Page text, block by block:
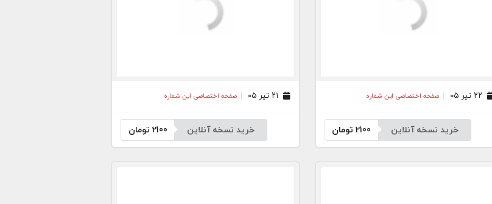
صفحه اختصاصی این شماره
خرید نسخه آنلاین 2100تومان
صفحه اختصاصی این شماره
خرید نسخه آنلاین 2100 تومان